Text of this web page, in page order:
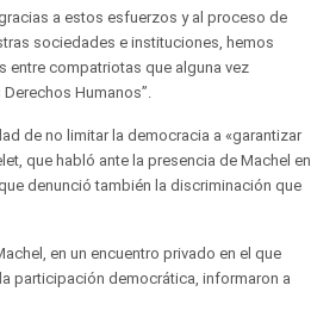
a estos esfuerzos y al proceso de
sociedades e instituciones, hemos
entre compatriotas que alguna vez
Humanos”.
de no limitar la democracia a «garantizar
que habló ante la presencia de Machel en
denunció también la discriminación que
en un encuentro privado en el que
participación democrática, informaron a